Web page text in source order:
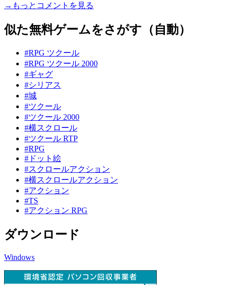
→もっとコメントを見る
似た無料ゲームをさがす（自動）
#RPG ツクール
#RPG ツクール 2000
#ギャグ
#シリアス
#城
#ツクール
#ツクール 2000
#横スクロール
#ツクール RTP
#RPG
#ドット絵
#スクロールアクション
#横スクロールアクション
#アクション
#TS
#アクション RPG
ダウンロード
Windows